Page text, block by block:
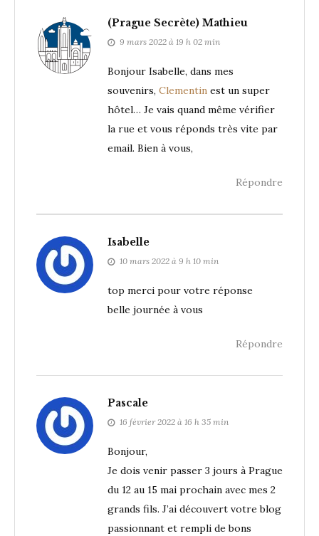
(Prague Secrète) Mathieu
9 mars 2022 à 19 h 02 min
Bonjour Isabelle, dans mes
souvenirs, Clementin est un super
hôtel… Je vais quand même vérifier
la rue et vous réponds très vite par
email. Bien à vous,
Répondre
Isabelle
10 mars 2022 à 9 h 10 min
top merci pour votre réponse
belle journée à vous
Répondre
Pascale
16 février 2022 à 16 h 35 min
Bonjour,
Je dois venir passer 3 jours à Prague
du 12 au 15 mai prochain avec mes 2
grands fils. J’ai découvert votre blog
passionnant et rempli de bons